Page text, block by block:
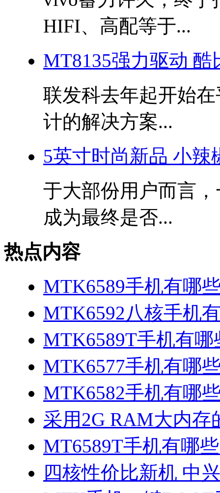
HIFI、高配等于...
MT8135强力驱动
联发科去年起开始
计的解决方案...
5英寸时尚新品 小辣
于大部份用户而言
成为最终是否...
热点内容
MTK6589手机有哪
MTK6592八核手机
MTK6589T手机有
MTK6577手机有哪
MTK6582手机有哪
采用2G RAM大内存
MT6589T手机有哪
四核性价比新机 中